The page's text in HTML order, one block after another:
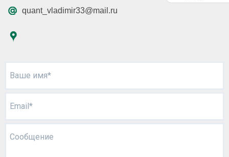
quant_vladimir33@mail.ru
Ваше имя*
Email*
Сообщение